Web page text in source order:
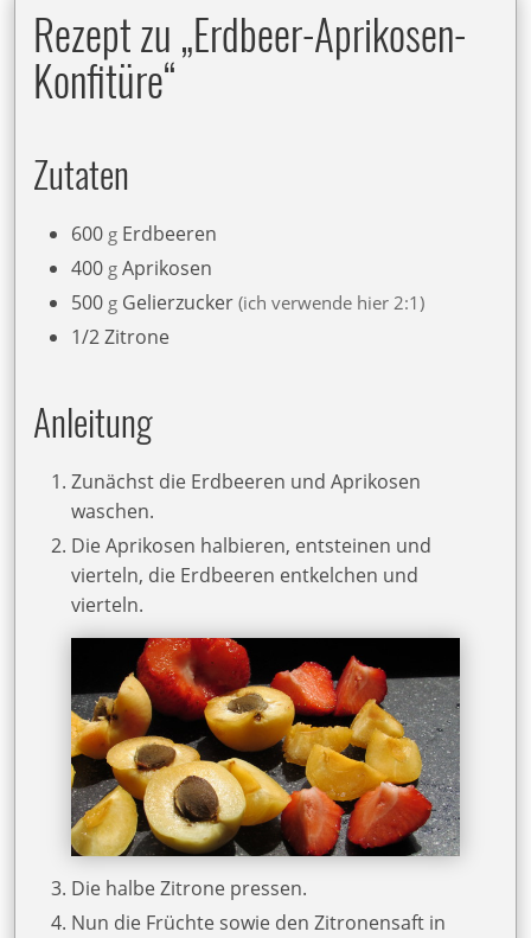
Rezept zu „Erdbeer-Aprikosen-
Konfitüre“
Zutaten
600 g Erdbeeren
400 g Aprikosen
500 g Gelierzucker ich verwende hier 2:1
1/2Zitrone
Anleitung
Zunächst die Erdbeeren und Aprikosen
waschen.
Die Aprikosen halbieren, entsteinen und
vierteln, die Erdbeeren entkelchen und
vierteln.
Die halbe Zitrone pressen.
Nun die Früchte sowie den Zitronensaft in